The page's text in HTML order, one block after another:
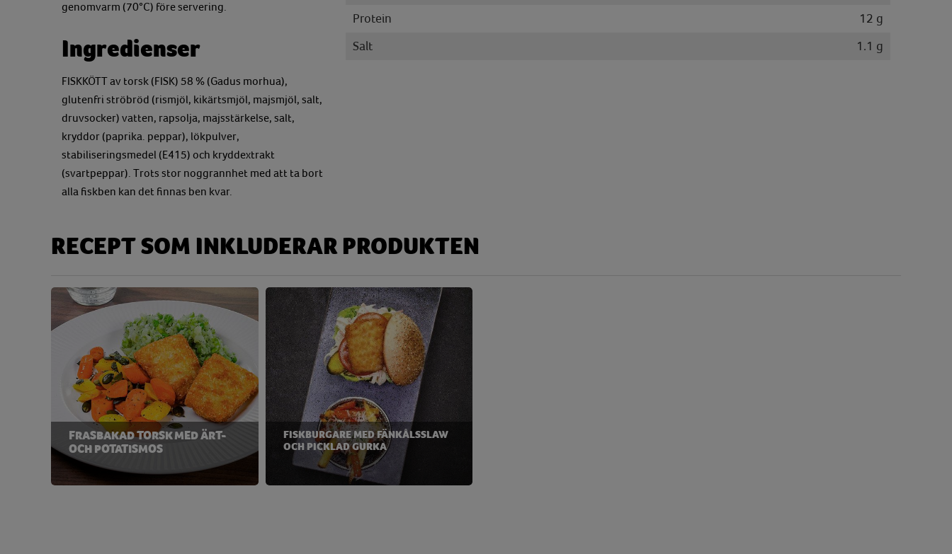
genomvarm (70°C) före servering.
Ingredienser
FISKKÖTT av torsk (FISK) 58 % (Gadus morhua),
glutenfri ströbröd (rismjöl, kikärtsmjöl, majsmjöl, salt,
druvsocker) vatten, rapsolja, majsstärkelse, salt,
kryddor (paprika. peppar), lökpulver,
stabiliseringsmedel (E415) och kryddextrakt
(svartpeppar). Trots stor noggrannhet med att ta bort
alla fiskben kan det finnas ben kvar.
Protein
12 g
Salt
1.1 g
RECEPT SOM INKLUDERAR PRODUKTEN
FRASBAKAD TORSK MED ÄRT-
OCH POTATISMOS
FISKBURGARE MED FÄNKÅLSSLAW
OCH PICKLAD GURKA